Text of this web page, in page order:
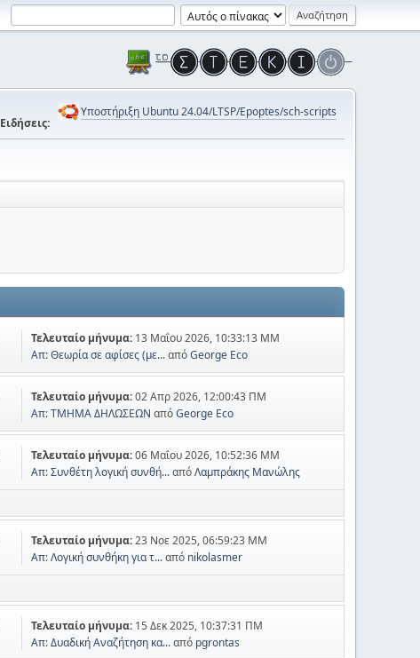
Ειδήσεις:
Υποστήριξη Ubuntu 24.04/LTSP/Epoptes/sch-scripts
Τελευταίο μήνυμα: 13 Μαΐου 2026, 10:33:13 ΜΜ
Απ: Θεωρία σε αφίσες (με...απόGeorge Eco
Τελευταίο μήνυμα:02 Απρ 2026, 12:00:43 ΠΜ
Απ: ΤΜΗΜΑ ΔΗΛΩΣΕΩΝ απόGeorge Eco
Τελευταίο μήνυμα:06 Μαΐου 2026, 10:52:36 ΜΜ
Απ: Συνθέτη λογική συνθή...απόΛαμπράκης Μανώλης
Τελευταίο μήνυμα:23 Νοε 2025, 06:59:23 ΜΜ
Απ: Λογική συνθήκη για τ...από nikolasmer
Τελευταίο μήνυμα: 15 Δεκ 2025, 10:37:31 ΠΜ
Απ: Δυαδική Αναζήτηση κα...από pgrontas